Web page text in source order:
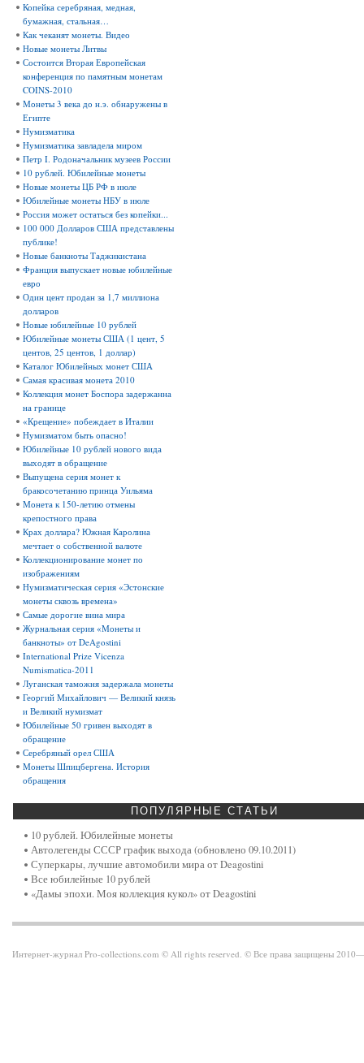
Копейка серебряная, медная,
бумажная, стальная…
Как чеканят монеты. Видео
Новые монеты Литвы
Состоится Вторая Европейская
конференция по памятным монетам
COINS-2010
Монеты 3 века до н.э. обнаружены в
Египте
Нумизматика
Нумизматика завладела миром
Петр I. Родоначальник музеев России
10 рублей. Юбилейные монеты
Новые монеты ЦБ РФ в июле
Юбилейные монеты НБУ в июле
Россия может остаться без копейки...
100 000 Долларов США представлены
публике!
Новые банкноты Таджикистана
Франция выпускает новые юбилейные
евро
Один цент продан за 1,7 миллиона
долларов
Новые юбилейные 10 рублей
Юбилейные монеты США (1 цент, 5
центов, 25 центов, 1 доллар)
Каталог Юбилейных монет США
Самая красивая монета 2010
Коллекция монет Боспора задержанна
на границе
«Крещение» побеждает в Италии
Нумизматом быть опасно!
Юбилейные 10 рублей нового вида
выходят в обращение
Выпущена серия монет к
бракосочетанию принца Уильяма
Монета к 150-летию отмены
крепостного права
Крах доллара? Южная Каролина
мечтает о собственной валюте
Коллекционирование монет по
изображениям
Нумизматическая серия «Эстонские
монеты сквозь времена»
Самые дорогие вина мира
Журнальная серия «Монеты и
банкноты» от DeAgostini
International Prize Vicenza
Numismatica-2011
Луганская таможня задержала монеты
Георгий Михайлович — Великий князь
и Великий нумизмат
Юбилейные 50 гривен выходят в
обращение
Серебряный орел США
Монеты Шпицбергена. История
обращения
ПОПУЛЯРНЫЕ СТАТЬИ
10 рублей. Юбилейные монеты
Автолегенды СССР график выхода (обновлено 09.10.2011)
Суперкары, лучшие автомобили мира от Deagostini
Все юбилейные 10 рублей
«Дамы эпохи. Моя коллекция кукол» от Deagostini
Интернет-журнал Pro-collections.com © All rights reserved. © Все права защищены